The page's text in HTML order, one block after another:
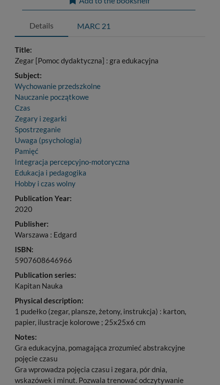
Details MARC 21
Title:
Zegar [Pomoc dydaktyczna] : gra edukacyjna
Subject:
Wychowanie przedszkolne
Nauczanie początkowe
Czas
Zegary i zegarki
Spostrzeganie
Uwaga (psychologia)
Pamięć
Integracja percepcyjno-motoryczna
Edukacja i pedagogika
Hobby i czas wolny
Publication Year:
2020
Publisher:
Warszawa : Edgard
ISBN:
5907608646966
Publication series:
Kapitan Nauka
Physical description:
1 pudełko (zegar, plansze, żetony, instrukcja) : karton,
papier, ilustracje kolorowe ; 25x25x6 cm
Notes:
Gra edukacyjna, pomagająca zrozumieć abstrakcyjne
pojęcie czasu
Gra wprowadza pojęcia czasu i zegara, pór dnia,
wskazówek i minut. Pozwala trenować odczytywanie